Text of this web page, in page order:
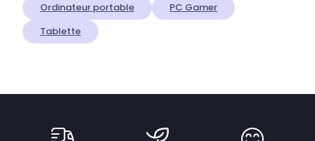
Ordinateur portable
PC Gamer
Tablette